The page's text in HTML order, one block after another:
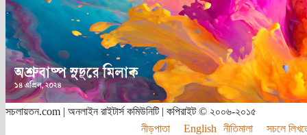
সচলায়তন.com | অনলাইন রাইটার্স কমিউনিটি | কপিরাইট © ২০০৬-২০১৫
নীড়পাতা
English নীতিমালা সচলে